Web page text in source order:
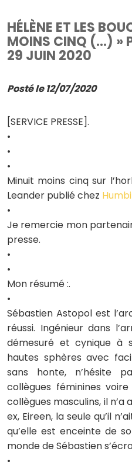
HÉLÈNE ET LES
MOINS CINQ (...) »
29 JUIN 2020
Posté le 12/07/2020
[SERVICE PRESSE].
•
•
•
Minuit moins cinq sur
Leander publié chez
•
Je remercie mon
presse.
•
•
Mon résumé :.
•
Sébastien Astopol est
réussi. Ingénieur dans
démesuré et cynique à
hautes sphères avec
sans honte, n’hésite
collègues féminines
collègues masculins, il n’a
ex, Eireen, la seule qu’il
qu’elle est enceinte de
monde de Sébastien
•